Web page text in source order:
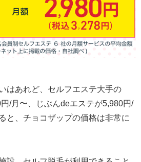
はあれど、セルフエステ大手の
/月〜、じぶんdeエステが5,980円/
と、チョコザップの価格は非常に